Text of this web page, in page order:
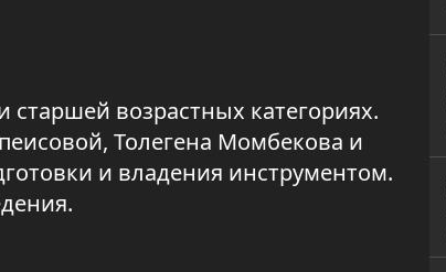
возрастных категориях.
Толегена Момбекова и
и владения инструментом.